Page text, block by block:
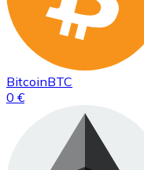
BitcoinBTC
0 €